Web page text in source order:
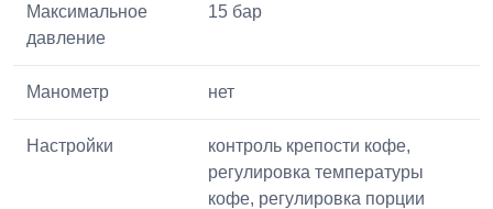
Максимальное
давление
15 бар
Манометр нет
Настройки
контроль крепости кофе,
регулировка температуры
кофе, регулировка порции